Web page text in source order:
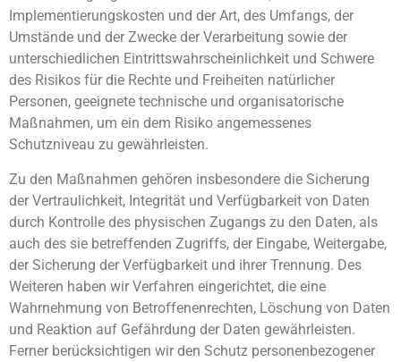
Implementierungskosten und der Art, des Umfangs, der
Umstände und der Zwecke der Verarbeitung sowie der
unterschiedlichen Eintrittswahrscheinlichkeit und Schwere
des Risikos für die Rechte und Freiheiten natürlicher
Personen, geeignete technische und organisatorische
Maßnahmen, um ein dem Risiko angemessenes
Schutzniveau zu gewährleisten.
Zu den Maßnahmen gehören insbesondere die Sicherung
der Vertraulichkeit, Integrität und Verfügbarkeit von Daten
durch Kontrolle des physischen Zugangs zu den Daten, als
auch des sie betreffenden Zugriffs, der Eingabe, Weitergabe,
der Sicherung der Verfügbarkeit und ihrer Trennung. Des
Weiteren haben wir Verfahren eingerichtet, die eine
Wahrnehmung von Betroffenenrechten, Löschung von Daten
und Reaktion auf Gefährdung der Daten gewährleisten.
Ferner berücksichtigen wir den Schutz personenbezogener